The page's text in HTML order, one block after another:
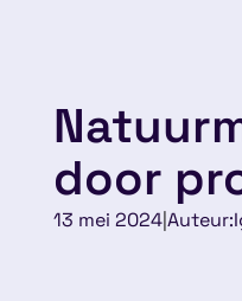
door
13 mei 2024|Auteur: